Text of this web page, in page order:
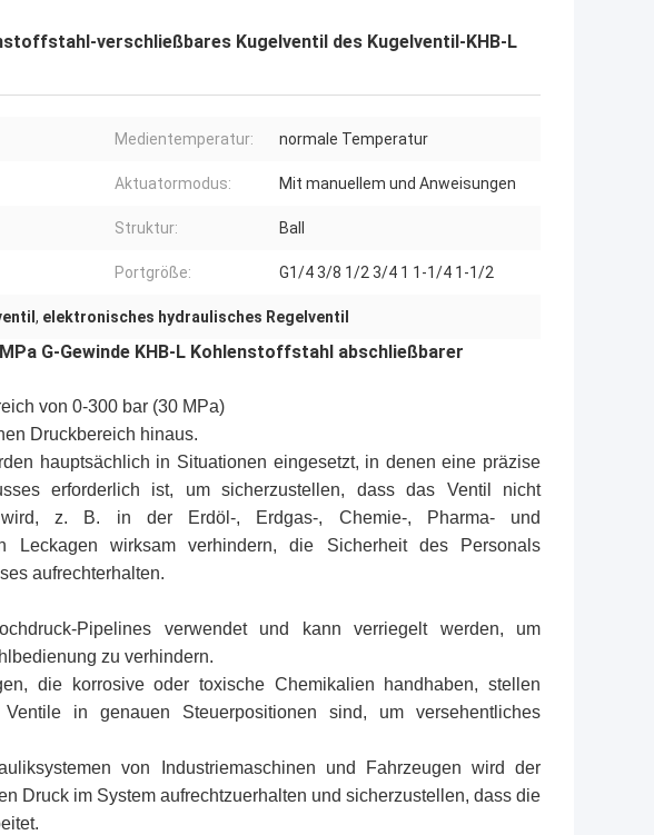
verschließbares Kugelventil des Kugelventil-KHB-L
Medientemperatur: normale Temperatur
Aktuatormodus: Mit manuellem und Anweisungen
Struktur: Ball
Portgröße: G1/4 3/8 1/2 3/4 1 1-1/4 1-1/2
, elektronisches hydraulisches Regelventil
G-Gewinde KHB-L Kohlenstoffstahl abschließbarer
von 0-300 bar (30 MPa)
Druckbereich hinaus.
hauptsächlich in Situationen eingesetzt, in denen eine präzise
erforderlich ist, um sicherzustellen, dass das Ventil nicht
wird, z. B. in der Erdöl-, Erdgas-, Chemie-, Pharma- und
Leckagen wirksam verhindern, die Sicherheit des Personals
aufrechterhalten.
Pipelines verwendet und kann verriegelt werden, um
zu verhindern.
die korrosive oder toxische Chemikalien handhaben, stellen
in genauen Steuerpositionen sind, um versehentliches
von Industriemaschinen und Fahrzeugen wird der
Druck im System aufrechtzuerhalten und sicherzustellen, dass die